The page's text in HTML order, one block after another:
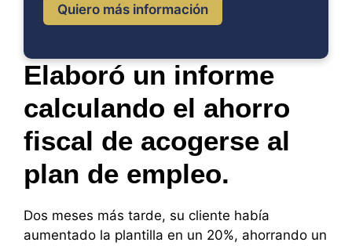
Quiero más información
Elaboró un informe
calculando el ahorro
fiscal de acogerse al
plan de empleo.
Dos meses más tarde, su cliente había
aumentado la plantilla en un 20%, ahorrando un